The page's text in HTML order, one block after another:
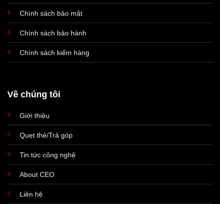
Trọng
lượng
187g
Vật liệu
Mặt lưng kính, khung viền
Màu
Titan đen, Titan trắng,
Titan Xanh và Titan Tự
Đen, Vàng Gold, Bạc, Tím
Màn
Super Retina XDR OLED
2556 x 1179 pixel
Tốc độ
làm
mới
120Hz 120Hz
Bộ vi
RAM 8GB 6GB
Chính sách bảo mật
Chính sách bảo hành
Chính sách kiểm hàng
Về chúng tôi
Giới thiệu
Quẹt thẻ/Trả góp
Tin tức công nghệ
About CEO
Liên hệ